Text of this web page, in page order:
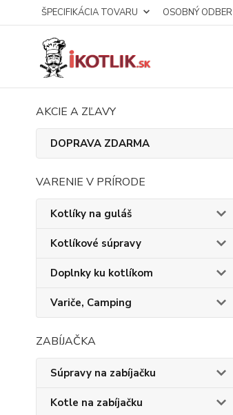
ŠPECIFIKÁCIA TOVARU OSOBNÝ ODBER
AKCIE A ZĽAVY
DOPRAVA ZDARMA
VARENIE V PRÍRODE
Kotlíky na guláš
Kotlíkové súpravy
Doplnky ku kotlíkom
Variče, Camping
ZABÍJAČKA
Súpravy na zabíjačku
Kotle na zabíjačku